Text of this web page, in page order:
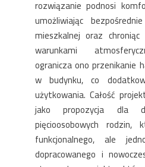
rozwiązanie podnosi
umożliwiając
mieszkalnej oraz
warunkami
ogranicza ono przenikanie
w budynku, co
użytkowania. Całość
jako propozycja dla
pięcioosobowych rodzin,
funkcjonalnego, ale
dopracowanego i